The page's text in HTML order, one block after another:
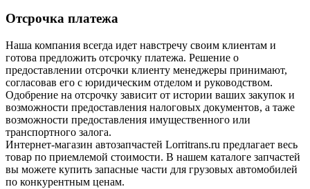
Отсрочка платежа
Наша компания всегда идет навстречу своим клиентам и
готова предложить отсрочку платежа. Решение о
предоставлении отсрочки клиенту менеджеры принимают,
согласовав его с юридическим отделом и руководством.
Одобрение на отсрочку зависит от истории ваших закупок и
возможности предоставления налоговых документов, а таже
возможности предоставления имущественного или
транспортного залога.
Интернет-магазин автозапчастей Lorritrans.ru предлагает весь
товар по приемлемой стоимости. В нашем каталоге запчастей
вы можете купить запасные части для грузовых автомобилей
по конкурентным ценам.